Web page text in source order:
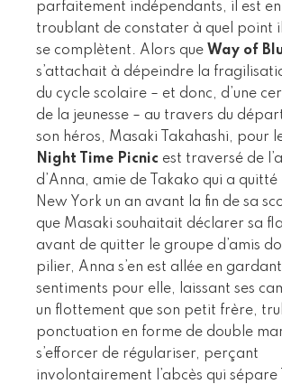
parfaitement indépendants, il est
troublant de constater à quel point
se complètent. Alors que Way of
s’attachait à dépeindre la
du cycle scolaire – et donc, d’une
de la jeunesse – au travers du
son héros, Masaki Takahashi, pour
Night Time Picnic est traversé de
d’Anna, amie de Takako qui a
New York un an avant la fin de sa
que Masaki souhaitait déclarer sa
avant de quitter le groupe d’amis
pilier, Anna s’en est allée en gardant
sentiments pour elle, laissant ses
un flottement que son petit frère,
ponctuation en forme de double
s’efforcer de régulariser, perçant
involontairement l’abcès qui sépare